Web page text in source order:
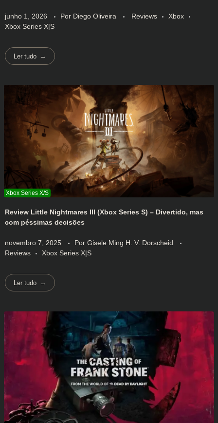
junho 1, 2026 Por Diego Oliveira Reviews
Xbox
Xbox Series X|S
Ler tudo
Review Little Nightmares III (Xbox Series S) – Divertido, mas
com péssimas decisões
novembro 7, 2025 Por Gisele Ming H. V. Dorscheid
Reviews
Xbox Series X|S
Ler tudo